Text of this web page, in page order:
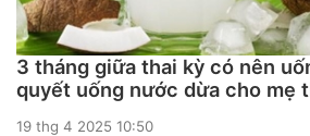
3 tháng giữa thai kỳ có nên
quyết uống nước dừa cho mẹ
19 thg 4 2025 10:50